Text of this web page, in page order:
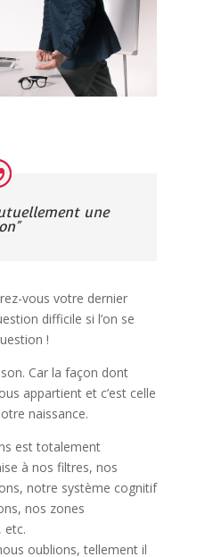
une
vous votre dernier
difficile si l’on se
!
Car la façon dont
appartient et c’est celle
naissance.
est totalement
à nos filtres, nos
notre système cognitif
nos zones
etc.
oublions, tellement il